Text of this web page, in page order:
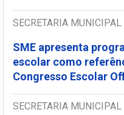
SECRETARIA MUNICIPAL
SME apresenta
escolar como
Congresso Escolar
SECRETARIA MUNICIPAL